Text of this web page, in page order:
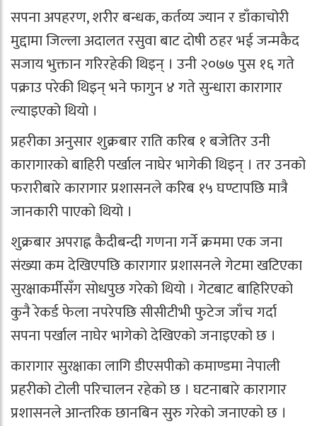
सपना अपहरण, शरीर बन्धक, कर्तव्य ज्यान र डाँकाचोरी
मुद्दामा जिल्ला अदालत रसुवा बाट दोषी ठहर भई जन्मकैद
सजाय भुक्तान गरिरहेकी थिइन् । उनी २०७७ पुस १६ गते
पक्राउ परेकी थिइन् भने फागुन ४ गते सुन्धारा कारागार
ल्याइएको थियो ।
प्रहरीका अनुसार शुक्रबार राति करिब १ बजेतिर उनी
कारागारको बाहिरी पर्खाल नाघेर भागेकी थिइन् । तर उनको
फरारीबारे कारागार प्रशासनले करिब १५ घण्टापछि मात्रै
जानकारी पाएको थियो ।
शुक्रबार अपराह्न कैदीबन्दी गणना गर्ने क्रममा एक जना
संख्या कम देखिएपछि कारागार प्रशासनले गेटमा खटिएका
सुरक्षाकर्मीसँग सोधपुछ गरेको थियो । गेटबाट बाहिरिएको
कुनै रेकर्ड फेला नपरेपछि सीसीटीभी फुटेज जाँच गर्दा
सपना पर्खाल नाघेर भागेको देखिएको जनाइएको छ ।
कारागार सुरक्षाका लागि डीएसपीको कमाण्डमा नेपाली
प्रहरीको टोली परिचालन रहेको छ । घटनाबारे कारागार
प्रशासनले आन्तरिक छानबिन सुरु गरेको जनाएको छ ।